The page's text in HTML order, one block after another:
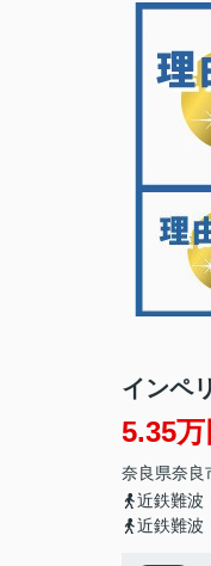
インペ
5.35
奈良県奈良
近鉄難波
近鉄難波